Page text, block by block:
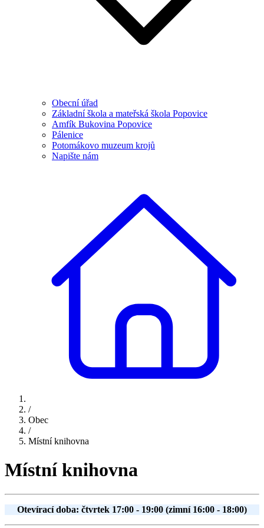
Obecní úřad
Základní škola a mateřská škola Popovice
Amfík Bukovina Popovice
Pálenice
Potomákovo muzeum krojů
Napište nám
/
Obec
/
Místní knihovna
Místní knihovna
Otevírací doba: čtvrtek 17:00 - 19:00 (zimní 16:00 - 18:00)